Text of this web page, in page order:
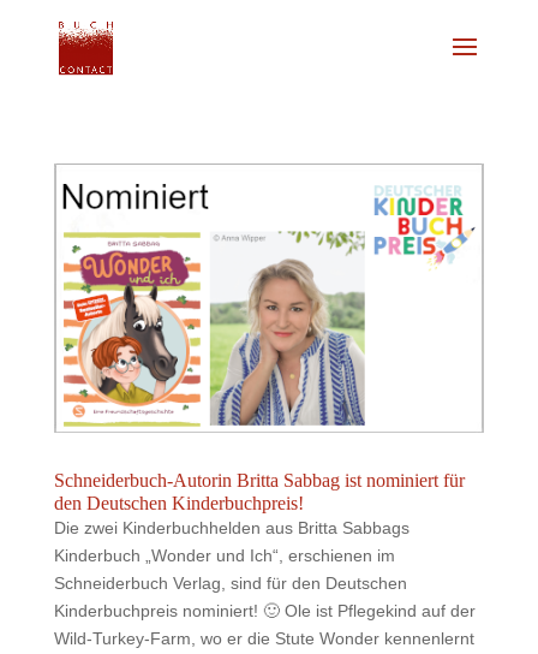
Schneiderbuch-Autorin Britta Sabbag ist nominiert für
den Deutschen Kinderbuchpreis!
Die zwei Kinderbuchhelden aus Britta Sabbags
Kinderbuch „Wonder und Ich“, erschienen im
Schneiderbuch Verlag, sind für den Deutschen
Kinderbuchpreis nominiert! 🙂 Ole ist Pflegekind auf der
Wild-Turkey-Farm, wo er die Stute Wonder kennenlernt